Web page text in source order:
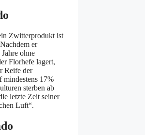
Zwitterprodukt ist
er
ohne
Florhefe lagert,
Reife der
17%
sterben ab
letzte Zeit seiner
Luft“.